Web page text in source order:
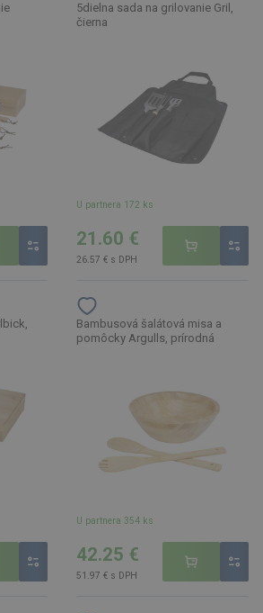
5dielna sada na grilovanie Gril,
čierna
U partnera 172 ks
21.60 €
26.57 € s DPH
Bambusová šalátová misa a
pomôcky Argulls, prírodná
U partnera 354 ks
42.25 €
51.97 € s DPH